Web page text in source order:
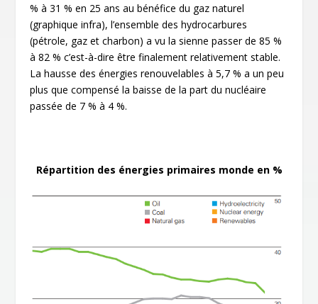
% à 31 % en 25 ans au bénéfice du gaz naturel
(graphique infra), l’ensemble des hydrocarbures
(pétrole, gaz et charbon) a vu la sienne passer de 85 %
à 82 % c’est-à-dire être finalement relativement stable.
La hausse des énergies renouvelables à 5,7 % a un peu
plus que compensé la baisse de la part du nucléaire
passée de 7 % à 4 %.
Répartition des énergies primaires monde en %